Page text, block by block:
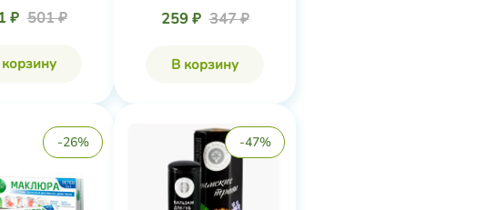
₽ 501 ₽ 259 ₽ 347 ₽
В корзину
-26% -47%